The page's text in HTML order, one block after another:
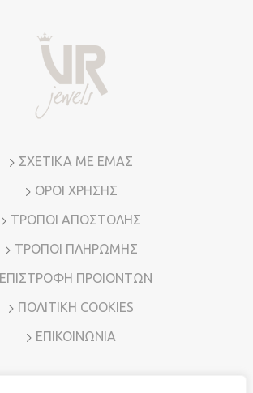
ΣΧΕΤΙΚΑ ΜΕ ΕΜΑΣ
ΟΡΟΙ ΧΡΗΣΗΣ
ΤΡΟΠΟΙ ΑΠΟΣΤΟΛΗΣ
ΤΡΟΠΟΙ ΠΛΗΡΩΜΗΣ
ΕΠΙΣΤΡΟΦΗ ΠΡΟΙΟΝΤΩΝ
ΠΟΛΙΤΙΚΗ COOKIES
ΕΠΙΚΟΙΝΩΝΙΑ